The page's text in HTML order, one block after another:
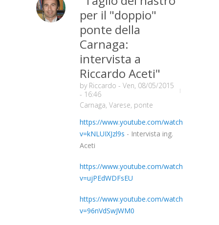
per il "doppio"
ponte della
Carnaga:
intervista a
Riccardo Aceti"
by Riccardo - Ven, 08/05/2015
- 16:46
Carnaga, Varese, ponte
https://www.youtube.com/watch?
v=kNLUIXJzl9s - Intervista ing.
Aceti
https://www.youtube.com/watch?
v=ujPEdWDFsEU
https://www.youtube.com/watch?
v=96nVdSwJWM0